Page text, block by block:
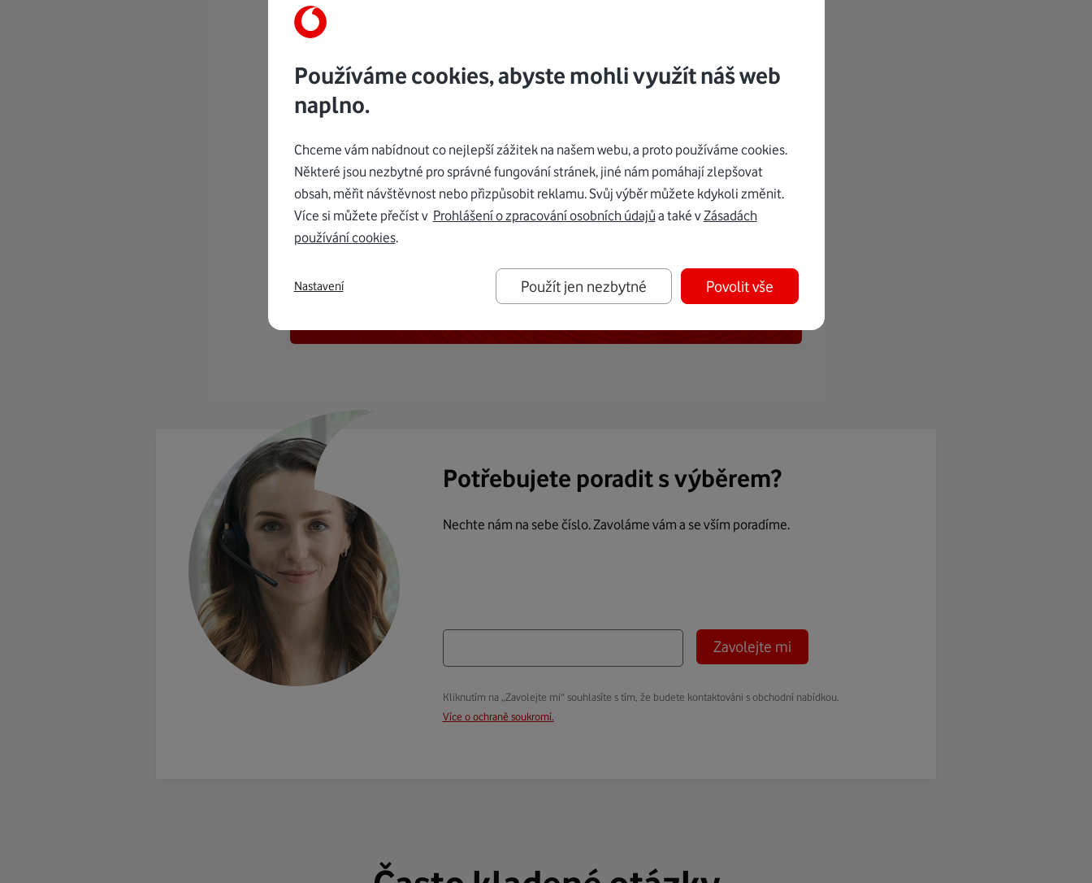
K internetu vám dáme Vodafone TV již
od 150 Kč měsíčně
Potřebujete poradit s výběrem?
Nechte nám na sebe číslo. Zavoláme vám a se vším poradíme.
Zavolejte mi
Kliknutím na „Zavolejte mi“ souhlasíte s tím, že budete kontaktováni s obchodní nabídkou.
Více o ochraně soukromí.
Používáme cookies, abyste mohli využít náš web
naplno.
Chceme vám nabídnout co nejlepší zážitek na našem webu, a proto používáme cookies.
Některé jsou nezbytné pro správné fungování stránek, jiné nám pomáhají zlepšovat
obsah, měřit návštěvnost nebo přizpůsobit reklamu. Svůj výběr můžete kdykoli změnit.
Více si můžete přečíst v Prohlášení o zpracování osobních údajů a také vZásadách
používání cookies.
Použít jen nezbytné Povolit vše
Nastavení